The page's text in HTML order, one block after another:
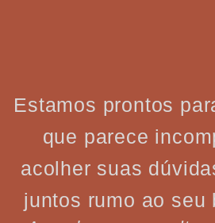
Estamos prontos
que parece
acolher suas
juntos rumo ao